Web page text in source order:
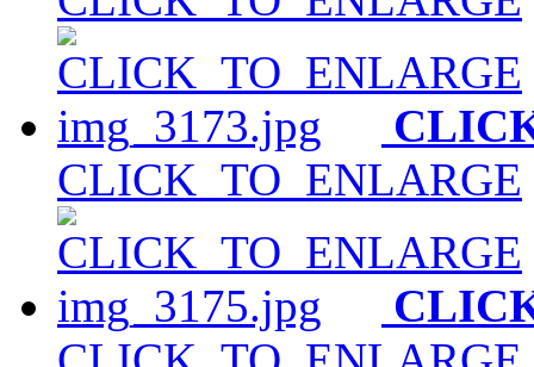
CLICK_TO_ENLARGE